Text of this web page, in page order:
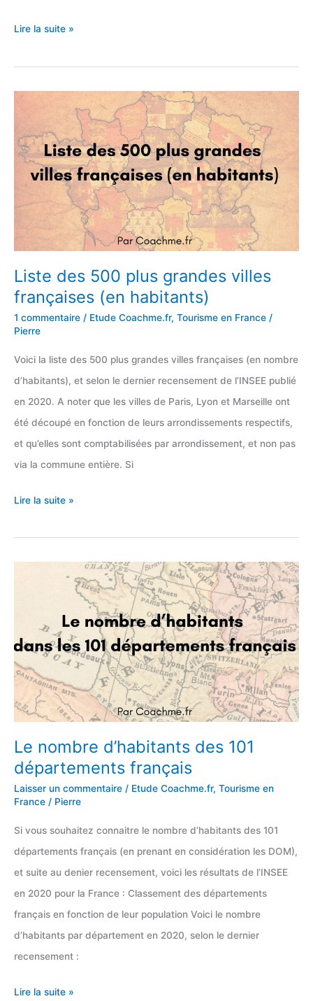
Le
du
thermalisme
de
la
thalassothérapie
France
Lire la suite »
Liste des 500 plus grandes villes
françaises (en habitants)
1 commentaire / Etude Coachme.fr, Tourisme en France /
Pierre
Voici la liste des 500 plus grandes villes françaises (en nombre
d’habitants), et selon le dernier recensement de l’INSEE publié
en 2020. A noter que les villes de Paris, Lyon et Marseille ont
été découpé en fonction de leurs arrondissements respectifs,
et qu’elles sont comptabilisées par arrondissement, et non pas
via la commune entière. Si
Liste
500
plus
françaises
(en
habitants)
Lire la suite »
Le nombre d’habitants des 101
départements français
Laisser un commentaire / Etude Coachme.fr, Tourisme en
France / Pierre
Si vous souhaitez connaitre le nombre d’habitants des 101
départements français (en prenant en considération les DOM),
et suite au denier recensement, voici les résultats de l’INSEE
en 2020 pour la France : Classement des départements
français en fonction de leur population Voici le nombre
d’habitants par département en 2020, selon le dernier
recensement :
Le
Lire la suite »